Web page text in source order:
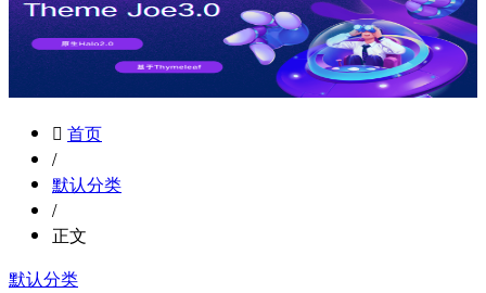
首页
/
默认分类
/
正文
默认分类